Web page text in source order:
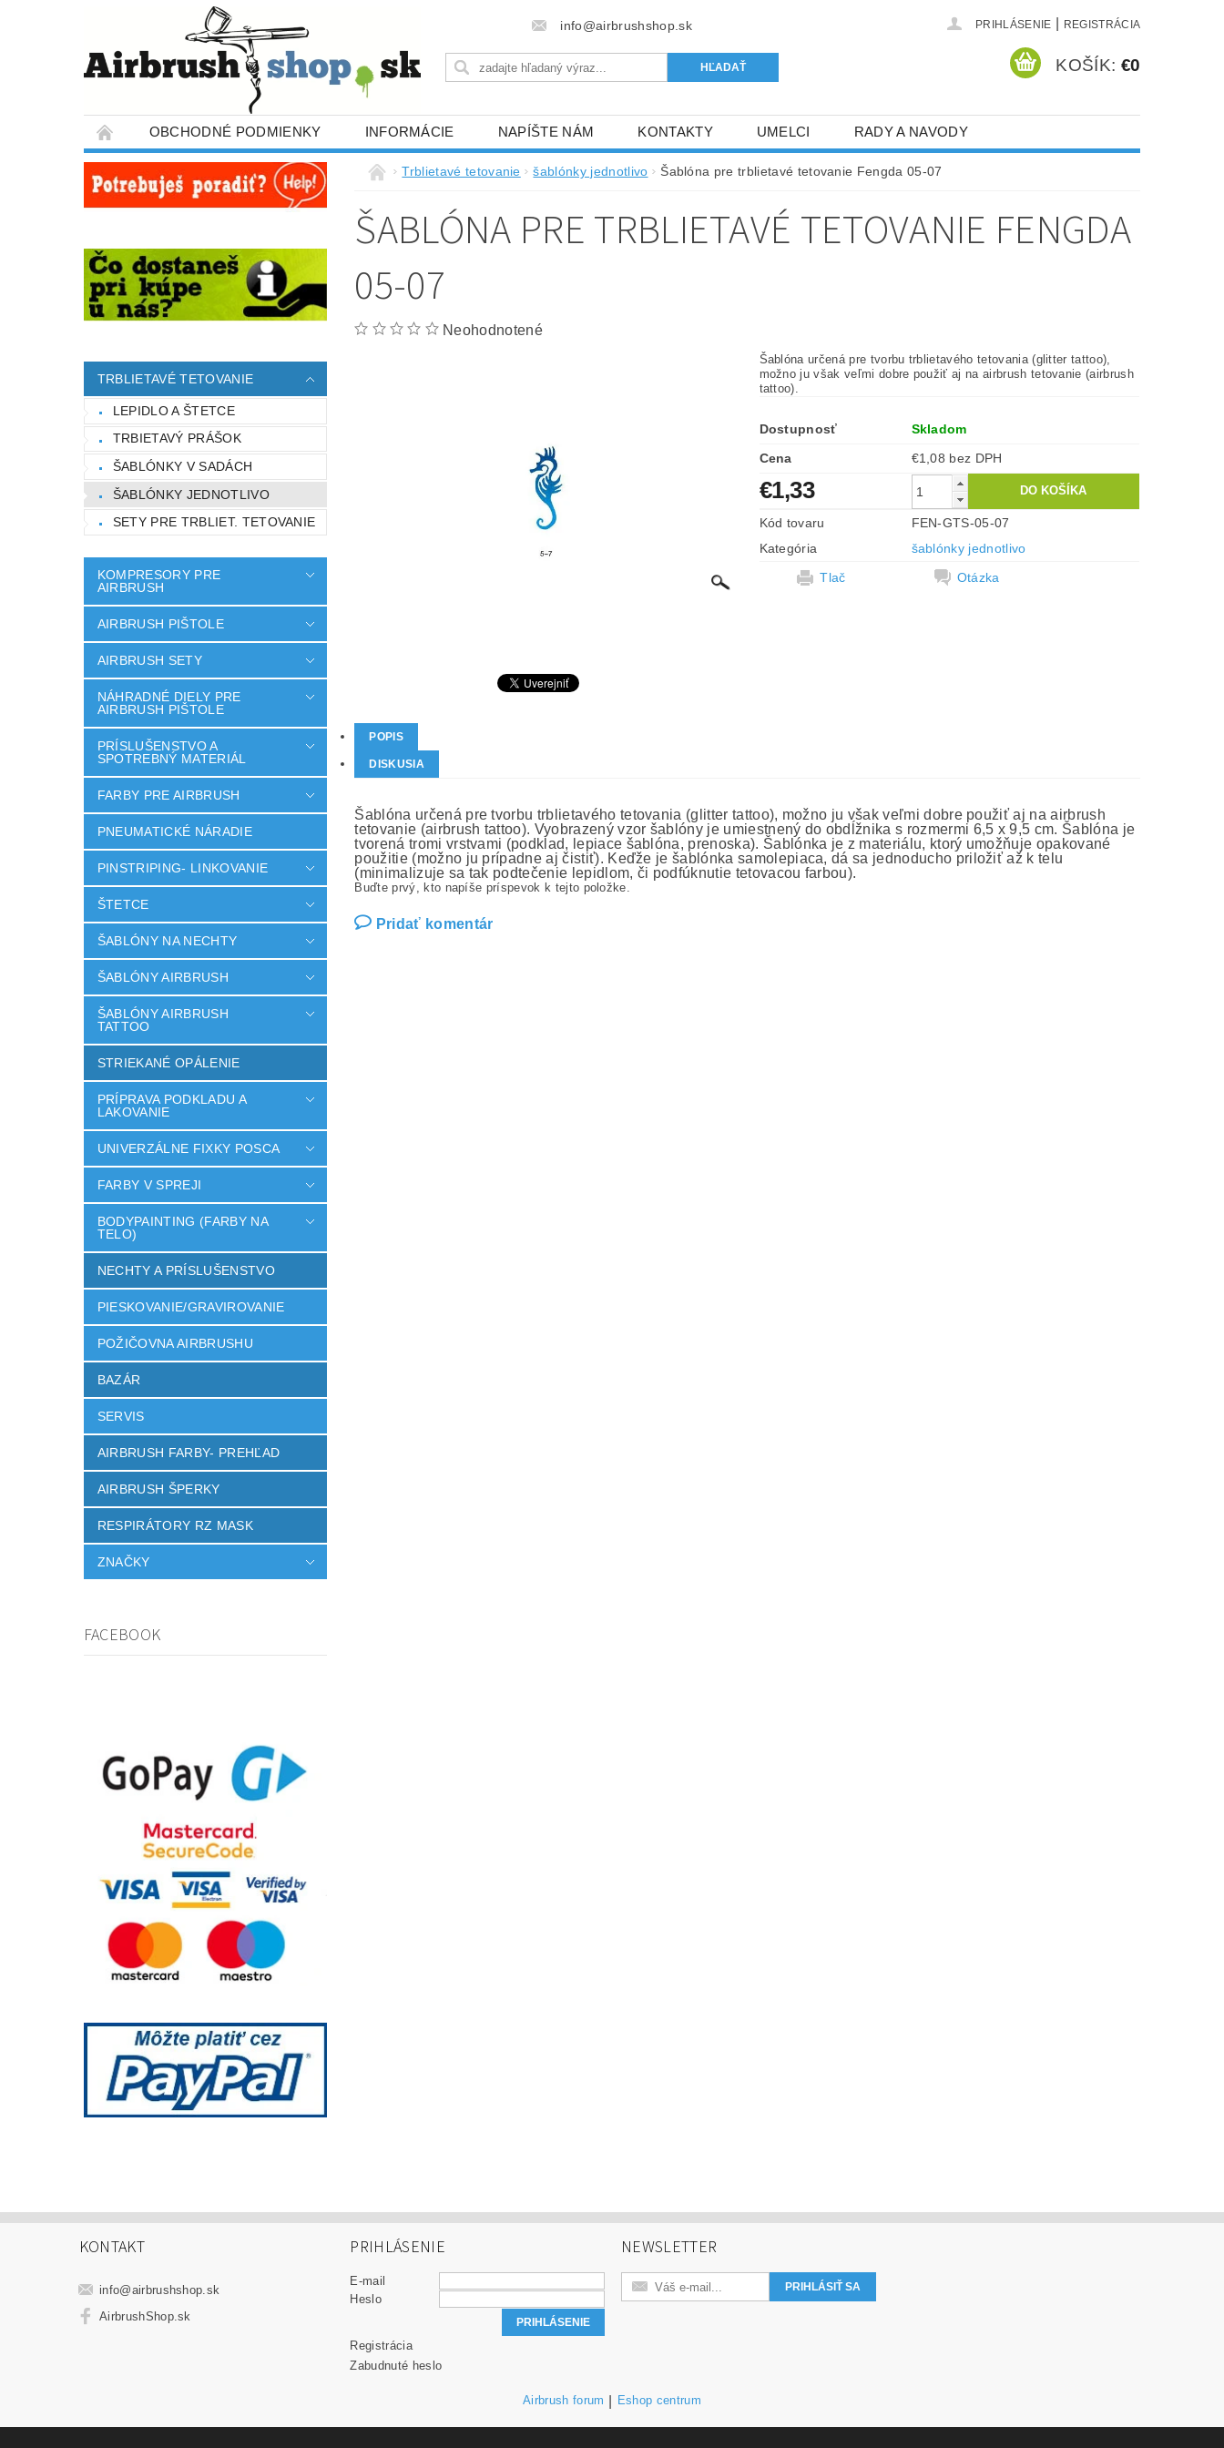
info@airbrushshop.sk PRIHLÁSENIE REGISTRÁCIA
KOŠÍK: €0
OBCHODNÉ PODMIENKY INFORMÁCIE NAPÍŠTE NÁM KONTAKTY UMELCI RADY A NAVODY
TRBLIETAVÉ TETOVANIE
LEPIDLO A ŠTETCE
TRBIETAVÝ PRÁŠOK
ŠABLÓNKY V SADÁCH
ŠABLÓNKY JEDNOTLIVO
SETY PRE TRBLIET. TETOVANIE
KOMPRESORY PRE
AIRBRUSH
AIRBRUSH PIŠTOLE
AIRBRUSH SETY
NÁHRADNÉ DIELY PRE
AIRBRUSH PIŠTOLE
PRÍSLUŠENSTVO A
SPOTREBNÝ MATERIÁL
FARBY PRE AIRBRUSH
PNEUMATICKÉ NÁRADIE
PINSTRIPING- LINKOVANIE
ŠTETCE
ŠABLÓNY NA NECHTY
ŠABLÓNY AIRBRUSH
ŠABLÓNY AIRBRUSH
TATTOO
STRIEKANÉ OPÁLENIE
PRÍPRAVA PODKLADU A
LAKOVANIE
UNIVERZÁLNE FIXKY POSCA
FARBY V SPREJI
BODYPAINTING (FARBY NA
TELO)
NECHTY A PRÍSLUŠENSTVO
PIESKOVANIE/GRAVIROVANIE
POŽIČOVNA AIRBRUSHU
BAZÁR
SERVIS
AIRBRUSH FARBY- PREHĽAD
AIRBRUSH ŠPERKY
RESPIRÁTORY RZ MASK
ZNAČKY
FACEBOOK
Trblietavé tetovanie šablónky jednotlivo Šablóna pre trblietavé tetovanie Fengda 05-07
ŠABLÓNA PRE TRBLIETAVÉ TETOVANIE FENGDA
05-07
Neohodnotené
Šablóna určená pre tvorbu trblietavého tetovania (glitter tattoo),
možno ju však veľmi dobre použiť aj na airbrush tetovanie (airbrush
tattoo).
Dostupnosť
Skladom
Cena
€1,08 bez DPH
€1,33
Kód tovaru
FEN-GTS-05-07
Kategória
šablónky jednotlivo
Tlač
Otázka
POPIS
DISKUSIA
Šablóna určená pre tvorbu trblietavého tetovania (glitter tattoo), možno ju však veľmi dobre použiť aj na airbrush
tetovanie (airbrush tattoo). Vyobrazený vzor šablóny je umiestnený do obdĺžnika s rozmermi 6,5 x 9,5 cm. Šablóna je
tvorená tromi vrstvami (podklad, lepiace šablóna, prenoska). Šablónka je z materiálu, ktorý umožňuje opakované
použitie (možno ju prípadne aj čistiť). Keďže je šablónka samolepiaca, dá sa jednoducho priložiť až k telu
(minimalizuje sa tak podtečenie lepidlom, či podfúknutie tetovacou farbou).
Buďte prvý, kto napíše príspevok k tejto položke.
Pridať komentár
KONTAKT
info@airbrushshop.sk
AirbrushShop.sk
PRIHLÁSENIE
E-mail
Heslo
Registrácia
Zabudnuté heslo
NEWSLETTER
Airbrush forum Eshop centrum